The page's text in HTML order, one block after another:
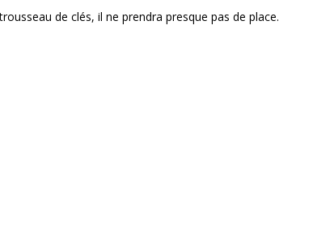
de clés, il ne prendra presque pas de place.